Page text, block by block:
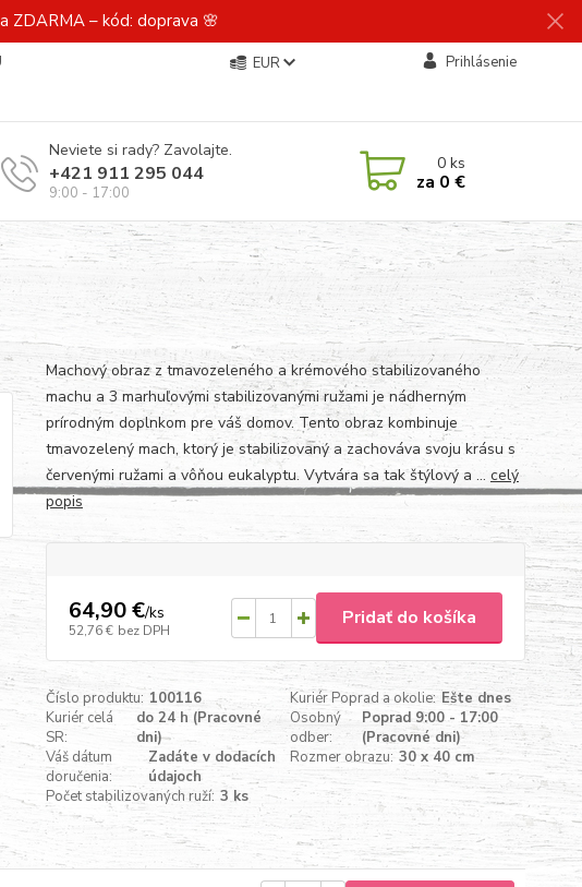
ZDARMA – kód: doprava 🌸
EUR Prihlásenie
Neviete si rady? Zavolajte.
+421 911 295 044
9:00 - 17:00
0ks
za 0 €
Machový obraz z tmavozeleného a krémového stabilizovaného
machu a 3 marhuľovými stabilizovanými ružami je nádherným
prírodným doplnkom pre váš domov. Tento obraz kombinuje
tmavozelený mach, ktorý je stabilizovaný a zachováva svoju krásu s
červenými ružami a vôňou eukalyptu. Vytvára sa tak štýlový a ... celý
popis
64,90 €/ks
52,76 € bez DPH
Pridať do košíka
Číslo produktu: 100116 Kuriér Poprad a okolie: Ešte dnes
Kuriér celá
SR:
do 24 h (Pracovné
dni)
Osobný
odber:
Poprad 9:00 - 17:00
(Pracovné dni)
Váš dátum
doručenia:
Zadáte v dodacích
údajoch
Rozmer obrazu: 30 x 40 cm
Počet stabilizovaných ruží: 3 ks